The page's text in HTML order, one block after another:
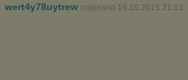
wert4y78uytrew napisano 16.10.2015 21:13